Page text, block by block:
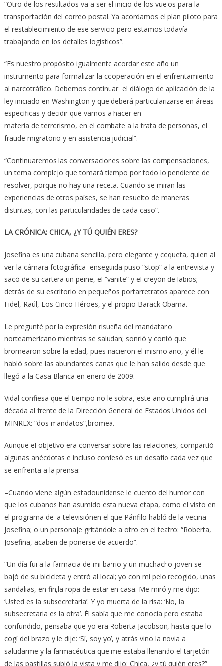
“Otro de los resultados va a ser el inicio de los vuelos para la
transportación del correo postal. Ya acordamos el plan piloto para
el restablecimiento de ese servicio pero estamos todavía
trabajando en los detalles logísticos”.
“Es nuestro propósito igualmente acordar este año un
instrumento para formalizar la cooperación en el enfrentamiento
al narcotráfico. Debemos continuar el diálogo de aplicación de la
ley iniciado en Washington y que deberá particularizarse en áreas
específicas y decidir qué vamos a hacer en
materia de terrorismo, en el combate a la trata de personas, el
fraude migratorio y en asistencia judicial”.
“Continuaremos las conversaciones sobre las compensaciones,
un tema complejo que tomará tiempo por todo lo pendiente de
resolver, porque no hay una receta. Cuando se miran las
experiencias de otros países, se han resuelto de maneras
distintas, con las particularidades de cada caso”.
LA CRÓNICA: CHICA, ¿Y TÚ QUIÉN ERES?
Josefina es una cubana sencilla, pero elegante y coqueta, quien al
ver la cámara fotográfica enseguida puso “stop” a la entrevista y
sacó de su cartera un peine, el “vánite” y el creyón de labios;
detrás de su escritorio en pequeños portarretratos aparece con
Fidel, Raúl, Los Cinco Héroes, y el propio Barack Obama.
Le pregunté por la expresión risueña del mandatario
norteamericano mientras se saludan; sonrió y contó que
bromearon sobre la edad, pues nacieron el mismo año, y él le
habló sobre las abundantes canas que le han salido desde que
llegó a la Casa Blanca en enero de 2009.
Vidal confiesa que el tiempo no le sobra, este año cumplirá una
década al frente de la Dirección General de Estados Unidos del
MINREX: “dos mandatos”,bromea.
Aunque el objetivo era conversar sobre las relaciones, compartió
algunas anécdotas e incluso confesó es un desafío cada vez que
se enfrenta a la prensa:
–Cuando viene algún estadounidense le cuento del humor con
que los cubanos han asumido esta nueva etapa, como el visto en
el programa de la televisiónen el que Pánfilo habló de la vecina
Josefina; o un personaje gritándole a otro en el teatro: “Roberta,
Josefina, acaben de ponerse de acuerdo”.
“Un día fui a la farmacia de mi barrio y un muchacho joven se
bajó de su bicicleta y entró al local; yo con mi pelo recogido, unas
sandalias, en fin,la ropa de estar en casa. Me miró y me dijo:
‘Usted es la subsecretaria’. Y yo muerta de la risa: ‘No, la
subsecretaria es la otra’. Él sabía que me conocía pero estaba
confundido, pensaba que yo era Roberta Jacobson, hasta que lo
cogí del brazo y le dije: ‘Sí, soy yo’, y atrás vino la novia a
saludarme y la farmacéutica que me estaba llenando el tarjetón
de las pastillas subió la vista y me dijo: Chica, ¿y tú quién eres?”